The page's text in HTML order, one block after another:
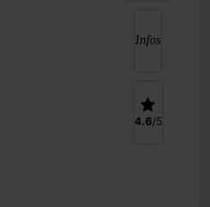
Infos
4.6